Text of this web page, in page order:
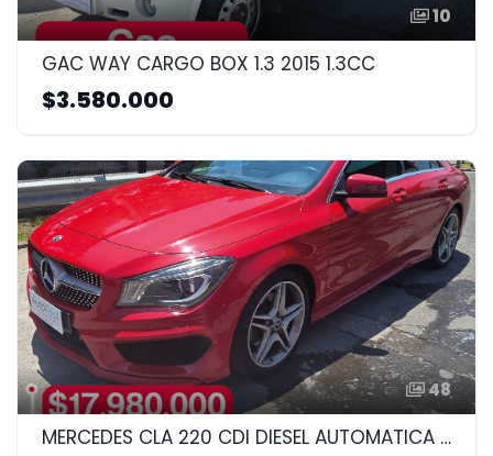
10
GAC WAY CARGO BOX 1.3 2015 1.3CC
$3.580.000
48
MERCEDES CLA 220 CDI DIESEL AUTOMATICA 2015 2.1cc